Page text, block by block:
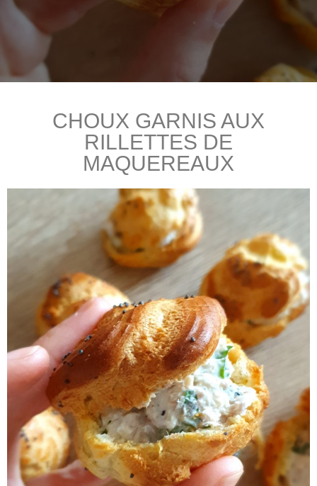
CHOUX GARNIS AUX
RILLETTES DE
MAQUEREAUX